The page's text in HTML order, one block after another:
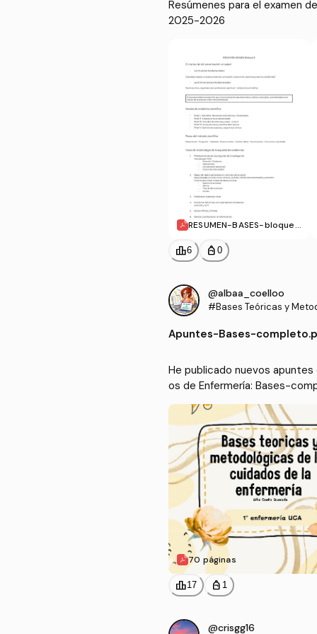
Resúmenes para el examen
2025-2026
RESUMEN-BASES-bloque-
leaderboard6 personal_bag 0
@albaa_coelloo
#Bases Teóricas y
Apuntes-Bases-
He publicado nuevos
os de Enfermería: Bases-
70 páginas
leaderboard17 personal_bag 1
@crisgg16